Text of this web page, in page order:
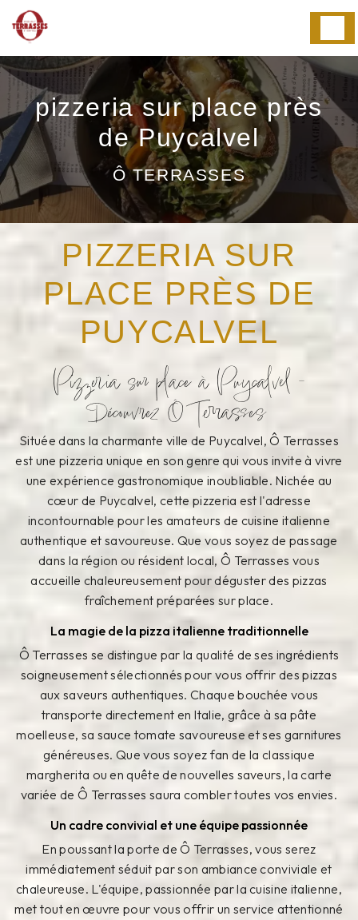
pizzeria sur place près
de Puycalvel
Ô TERRASSES
PIZZERIA SUR
PLACE PRÈS DE
PUYCALVEL
Pizzeria sur place à Puycalvel -
Découvrez Ô Terrasses
Située dans la charmante ville de Puycalvel, Ô Terrasses
est une pizzeria unique en son genre qui vous invite à vivre
une expérience gastronomique inoubliable. Nichée au
cœur de Puycalvel, cette pizzeria est l'adresse
incontournable pour les amateurs de cuisine italienne
authentique et savoureuse. Que vous soyez de passage
dans la région ou résident local, Ô Terrasses vous
accueille chaleureusement pour déguster des pizzas
fraîchement préparées sur place.
La magie de la pizza italienne traditionnelle
Ô Terrasses se distingue par la qualité de ses ingrédients
soigneusement sélectionnés pour vous offrir des pizzas
aux saveurs authentiques. Chaque bouchée vous
transporte directement en Italie, grâce à sa pâte
moelleuse, sa sauce tomate savoureuse et ses garnitures
généreuses. Que vous soyez fan de la classique
margherita ou en quête de nouvelles saveurs, la carte
variée de Ô Terrasses saura combler toutes vos envies.
Un cadre convivial et une équipe passionnée
En poussant la porte de Ô Terrasses, vous serez
immédiatement séduit par son ambiance conviviale et
chaleureuse. L'équipe, passionnée par la cuisine italienne,
met tout en œuvre pour vous offrir un service attentionné
Panneau de gestion des cookies